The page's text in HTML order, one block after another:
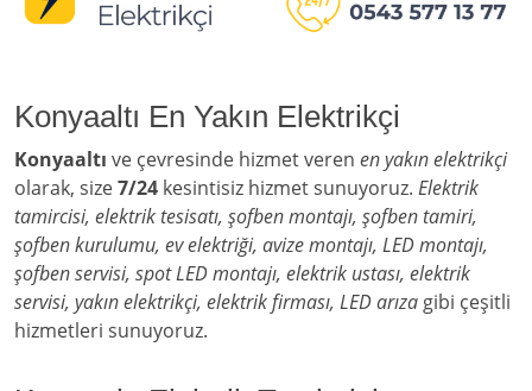
Konyaaltı En Yakın Elektrikçi
Konyaaltı ve çevresinde hizmet veren en yakın elektrikçi
olarak, size7/24 kesintisiz hizmet sunuyoruz. Elektrik
tamircisi, elektrik tesisatı, şofben montajı, şofben tamiri,
şofben kurulumu, ev elektriği, avize montajı, LED montajı,
şofben servisi, spot LED montajı, elektrik ustası, elektrik
servisi, yakın elektrikçi, elektrik firması, LED arızagibi çeşitli
hizmetleri sunuyoruz.